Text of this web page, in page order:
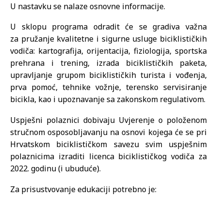
U nastavku se nalaze osnovne informacije.
U sklopu programa odradit će se gradiva važna
za pružanje kvalitetne i sigurne usluge biciklističkih
vodiča: kartografija, orijentacija, fiziologija, sportska
prehrana i trening, izrada biciklističkih paketa,
upravljanje grupom biciklističkih turista i vođenja,
prva pomoć, tehnike vožnje, terensko servisiranje
bicikla, kao i upoznavanje sa zakonskom regulativom.
Uspješni polaznici dobivaju Uvjerenje o položenom
stručnom osposobljavanju na osnovi kojega će se pri
Hrvatskom biciklističkom savezu svim uspješnim
polaznicima izraditi licenca biciklističkog vodiča za
2022. godinu (i ubuduće).
Za prisustvovanje edukaciji potrebno je: